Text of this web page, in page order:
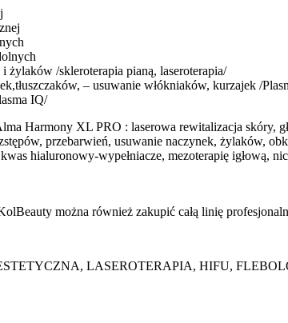
żylaków /skleroterapia pianą, laseroterapia/
– usuwanie włókniaków, kurzajek /
IQ/
Harmony XL PRO : laserowa rewitalizacja skóry,
przebarwień, usuwanie naczynek, żylaków,
hialuronowy-wypełniacze, mezoterapię igłową,
można również zakupić całą linię
LASEROTERAPIA, HIFU,